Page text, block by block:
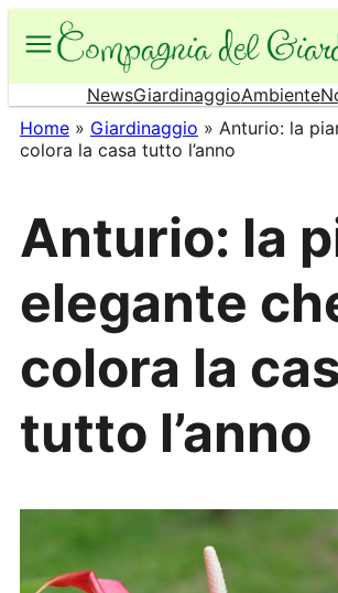
contenuto
NewsGiardinaggioAmbiente
Home » Giardinaggio » Anturio: la
colora la casa tutto l’anno
Anturio: la
elegante
colora la
tutto l’anno